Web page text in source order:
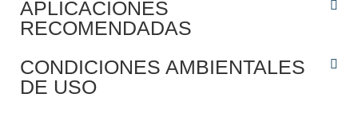
APLICACIONES
RECOMENDADAS
CONDICIONES AMBIENTALES
DE USO